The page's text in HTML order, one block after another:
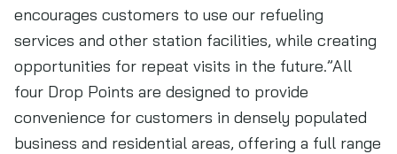
encourages customers to use our refueling
services and other station facilities, while creating
opportunities for repeat visits in the future.”All
four Drop Points are designed to provide
convenience for customers in densely populated
business and residential areas, offering a full range